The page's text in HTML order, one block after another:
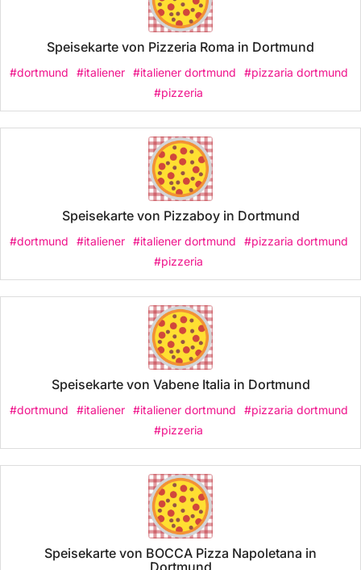
Speisekarte von Pizzeria Roma in Dortmund
#dortmund #italiener #italiener dortmund
#pizzaria dortmund
#pizzeria
Speisekarte von Pizzaboy in Dortmund
#dortmund #italiener #italiener dortmund
#pizzaria dortmund
#pizzeria
Speisekarte von Vabene Italia in Dortmund
#dortmund #italiener #italiener dortmund
#pizzaria dortmund
#pizzeria
Speisekarte von BOCCA Pizza Napoletana in
Dortmund